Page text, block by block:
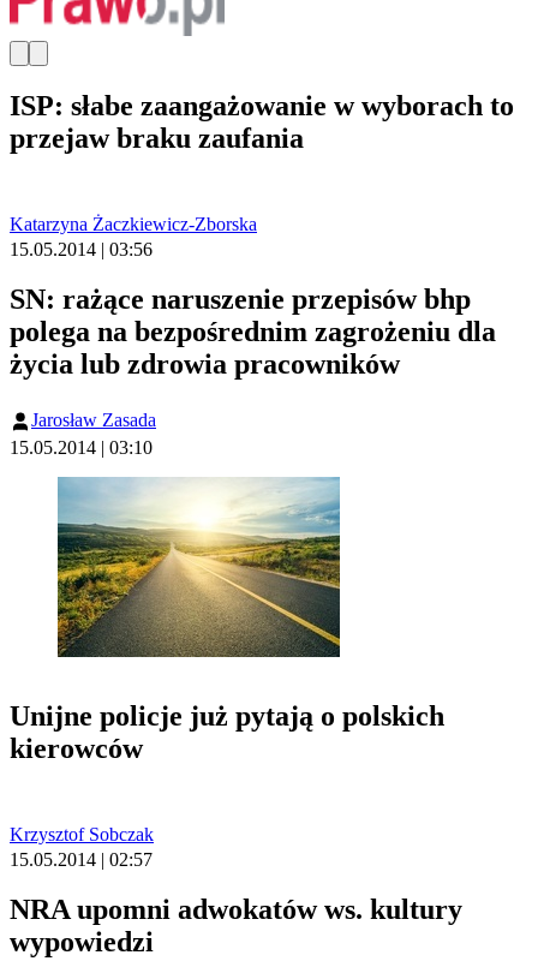
ISP: słabe zaangażowanie w wyborach to
przejaw braku zaufania
Katarzyna Żaczkiewicz-Zborska
15.05.2014 | 03:56
SN: rażące naruszenie przepisów bhp
polega na bezpośrednim zagrożeniu dla
życia lub zdrowia pracowników
Jarosław Zasada
15.05.2014 | 03:10
Unijne policje już pytają o polskich
kierowców
Krzysztof Sobczak
15.05.2014 | 02:57
NRA upomni adwokatów ws. kultury
wypowiedzi